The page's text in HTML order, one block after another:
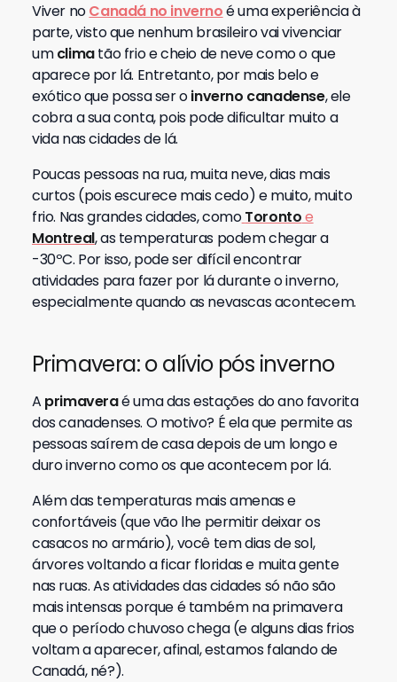
Viver noCanadá no invernoé uma experiência à
parte, visto que nenhum brasileiro vai vivenciar
umclimatão frio e cheio de neve como o que
aparece por lá. Entretanto, por mais belo e
exótico que possa ser oinverno canadense, ele
cobra a sua conta, pois pode dificultar muito a
vida nas cidades de lá.
Poucas pessoas na rua, muita neve, dias mais
curtos (pois escurece mais cedo) e muito, muito
frio. Nas grandes cidades, comoTorontoe
Montreal, as temperaturas podem chegar a
-30ºC. Por isso, pode ser difícil encontrar
atividades para fazer por lá durante o inverno,
especialmente quando as nevascas acontecem.
Primavera: o alívio pós inverno
A primaveraé uma das estações do ano favorita
dos canadenses. O motivo? É ela que permite as
pessoas saírem de casa depois de um longo e
duro inverno como os que acontecem por lá.
Além das temperaturas mais amenas e
confortáveis (que vão lhe permitir deixar os
casacos no armário), você tem dias de sol,
árvores voltando a ficar floridas e muita gente
nas ruas. As atividades das cidades só não são
mais intensas porque é também na primavera
que o período chuvoso chega (e alguns dias frios
voltam a aparecer, afinal, estamos falando de
Canadá, né?).